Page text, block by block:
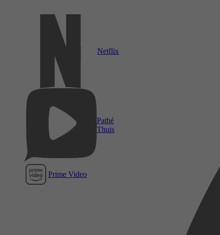
Netflix
Pathé
Thuis
Prime Video